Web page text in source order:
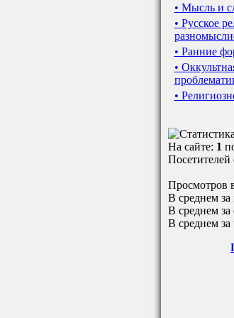
• Мысль и
• Русское
• Ранние
•
•
На сайте: 1
Посетителей
Просмотров
В среднем за
В среднем за
В среднем за